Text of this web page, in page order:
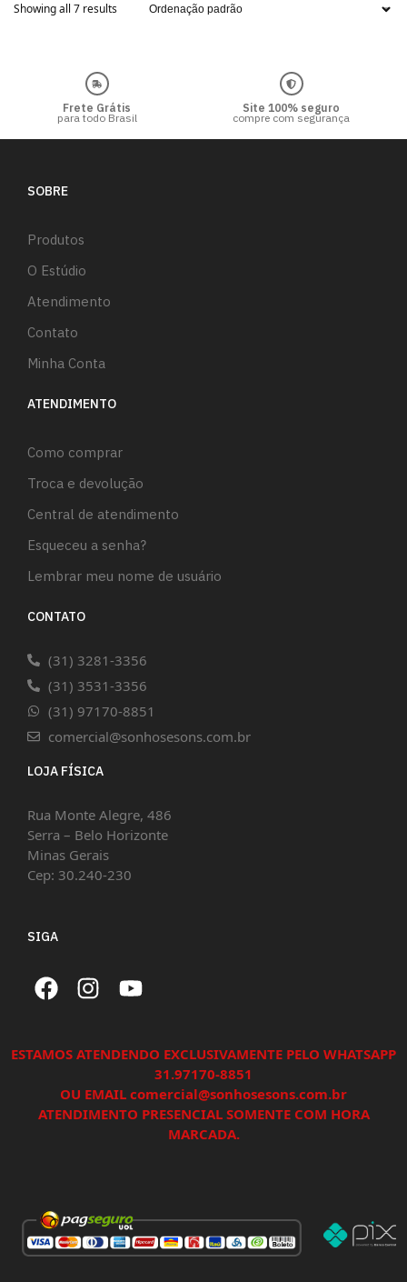
Showing all 7 results
Frete Grátis
para todo Brasil
Site 100% seguro
compre com segurança
SOBRE
Produtos
O Estúdio
Atendimento
Contato
Minha Conta
ATENDIMENTO
Como comprar
Troca e devolução
Central de atendimento
Esqueceu a senha?
Lembrar meu nome de usuário
CONTATO
(31) 3281-3356
(31) 3531-3356
(31) 97170-8851
comercial@sonhosesons.com.br
LOJA FÍSICA
Rua Monte Alegre, 486
Serra – Belo Horizonte
Minas Gerais
Cep: 30.240-230
SIGA
ESTAMOS ATENDENDO EXCLUSIVAMENTE PELO WHATSAPP
31.97170-8851
OU EMAIL comercial@sonhosesons.com.br
ATENDIMENTO PRESENCIAL SOMENTE COM HORA
MARCADA.